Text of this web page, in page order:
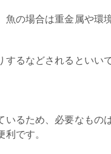
魚の場合は重金属や環
するなどされるといい
いるため、必要なもの
です。